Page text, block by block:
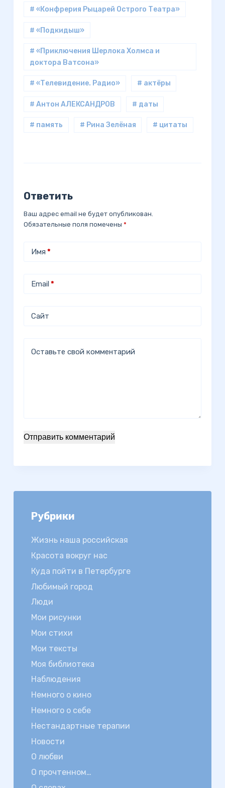
# «Конфрерия Рыцарей Острого Театра»
# «Подкидыш»
# «Приключения Шерлока Холмса и
доктора Ватсона»
# «Телевидение. Радио» # актёры
# Антон АЛЕКСАНДРОВ # даты
# память # Рина Зелёная # цитаты
Ответить
Ваш адрес email не будет опубликован.
Обязательные поля помечены *
Имя *
Email*
Сайт
Оставьте свой комментарий
Отправить комментарий
Рубрики
Жизнь наша российская
Красота вокруг нас
Куда пойти в Петербурге
Любимый город
Люди
Мои рисунки
Мои стихи
Мои тексты
Моя библиотека
Наблюдения
Немного о кино
Немного о себе
Нестандартные терапии
Новости
О любви
О прочтенном…